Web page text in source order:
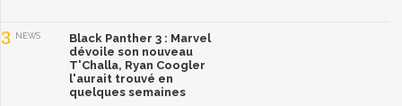
3 NEWS
Black Panther 3 : Marvel
dévoile son nouveau
T'Challa, Ryan Coogler
l'aurait trouvé en
quelques semaines